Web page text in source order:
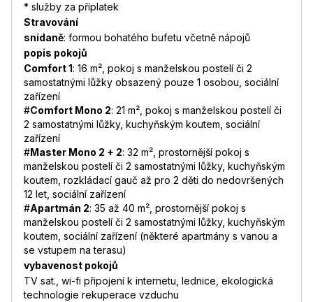
* služby za příplatek
Stravování
snídaně: formou bohatého bufetu včetně nápojů
popis pokojů
Comfort 1: 16 m², pokoj s manželskou postelí či 2
samostatnými lůžky obsazený pouze 1 osobou, sociální
zařízení
#Comfort Mono 2: 21 m², pokoj s manželskou postelí či
2 samostatnými lůžky, kuchyňským koutem, sociální
zařízení
#Master Mono 2 + 2: 32 m², prostornější pokoj s
manželskou postelí či 2 samostatnými lůžky, kuchyňským
koutem, rozkládací gauč až pro 2 děti do nedovršených
12 let, sociální zařízení
#Apartmán 2: 35 až 40 m², prostornější pokoj s
manželskou postelí či 2 samostatnými lůžky, kuchyňským
koutem, sociální zařízení (některé apartmány s vanou a
se vstupem na terasu)
vybavenost pokojů
TV sat., wi-fi připojení k internetu, lednice, ekologická
technologie rekuperace vzduchu